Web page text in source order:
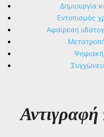
Δημιουργία
Εντοπισμός
Αφαίρεση
Αντιγραφή